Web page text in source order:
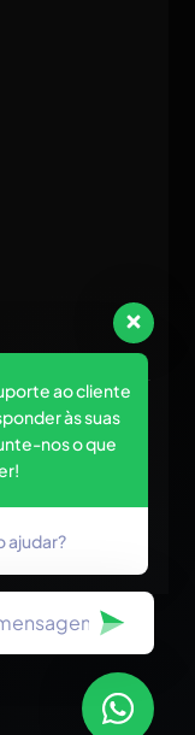
. Todos os direitos
tráfego pago e
ao cliente
às suas
nos o que
ajudar?